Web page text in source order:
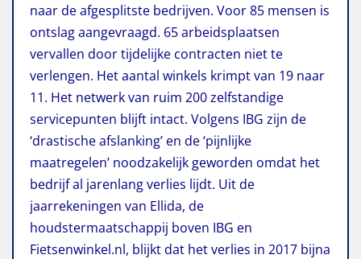
naar de afgesplitste bedrijven. Voor 85 mensen is
ontslag aangevraagd. 65 arbeidsplaatsen
vervallen door tijdelijke contracten niet te
verlengen. Het aantal winkels krimpt van 19 naar
11. Het netwerk van ruim 200 zelfstandige
servicepunten blijft intact. Volgens IBG zijn de
‘drastische afslanking’ en de ‘pijnlijke
maatregelen’ noodzakelijk geworden omdat het
bedrijf al jarenlang verlies lijdt. Uit de
jaarrekeningen van Ellida, de
houdstermaatschappij boven IBG en
Fietsenwinkel.nl, blijkt dat het verlies in 2017 bijna